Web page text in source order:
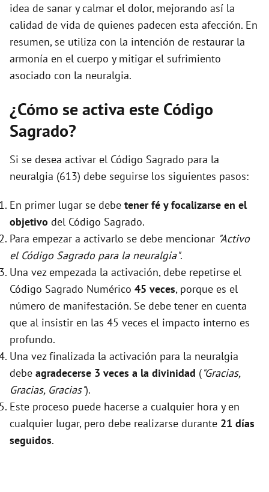
idea de sanar y calmar el dolor, mejorando así la
calidad de vida de quienes padecen esta afección. En
resumen, se utiliza con la intención de restaurar la
armonía en el cuerpo y mitigar el sufrimiento
asociado con la neuralgia.
¿Cómo se activa este Código
Sagrado?
Si se desea activar el Código Sagrado para la
neuralgia (613) debe seguirse los siguientes pasos:
En primer lugar se debe tener fé y focalizarse en el
objetivo del Código Sagrado.
Para empezar a activarlo se debe mencionar "Activo
el Código Sagrado para la neuralgia".
Una vez empezada la activación, debe repetirse el
Código Sagrado Numérico 45 veces, porque es el
número de manifestación. Se debe tener en cuenta
que al insistir en las 45 veces el impacto interno es
profundo.
Una vez finalizada la activación para la neuralgia
debe agradecerse 3 veces a la divinidad ("Gracias,
Gracias, Gracias").
Este proceso puede hacerse a cualquier hora y en
cualquier lugar, pero debe realizarse durante 21 días
seguidos.